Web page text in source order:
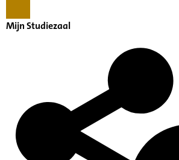
Mijn Studiezaal